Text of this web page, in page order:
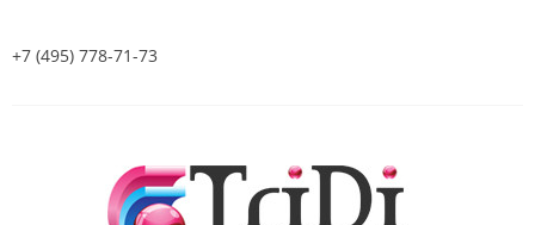
+7 (495) 778-71-73